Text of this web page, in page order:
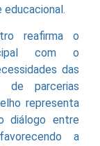
reafirma o
com o
das
parcerias
representa
diálogo entre
a